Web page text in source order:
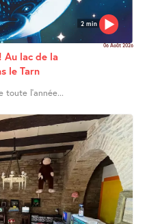
2 min
06 Août 2026
Au lac de la
le Tarn
toute l’année...